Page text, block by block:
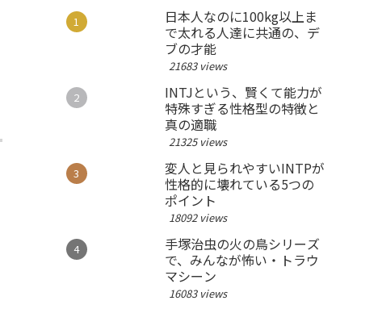
日本人なのに100kg以上ま
で太れる人達に共通の、デ
ブの才能
21683 views
INTJという、賢くて能力が
特殊すぎる性格型の特徴と
真の適職
21325 views
変人と見られやすいINTPが
性格的に壊れている5つの
ポイント
18092 views
手塚治虫の火の鳥シリーズ
で、みんなが怖い・トラウ
マシーン
16083 views